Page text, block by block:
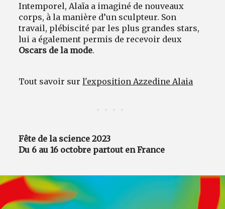
Intemporel, Alaïa a imaginé de nouveaux
corps, à la manière d’un sculpteur. Son
travail, plébiscité par les plus grandes stars,
lui a également permis de recevoir deux
Oscars de la mode.
Tout savoir surl'exposition Azzedine Alaia
Fête de la science 2023
Du 6 au 16 octobre partout en France